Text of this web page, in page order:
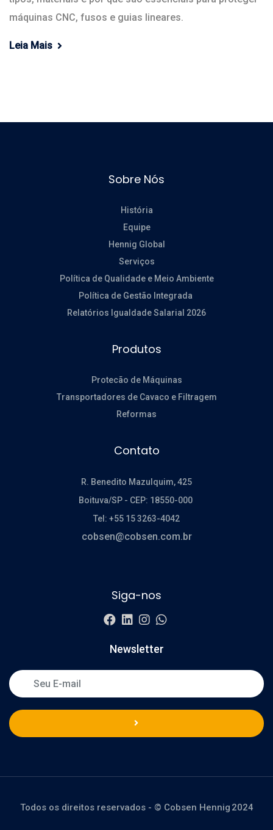
máquinas CNC, fusos e guias lineares.
Leia Mais
Sobre Nós
História
Equipe
Hennig Global
Serviços
Política de Qualidade e Meio Ambiente
Política de Gestão Integrada
Relatórios Igualdade Salarial 2026
Produtos
Protecão de Máquinas
Transportadores de Cavaco e Filtragem
Reformas
Contato
R. Benedito Mazulquim, 425
Boituva/SP - CEP: 18550-000
Tel: +55 15 3263-4042
cobsen@cobsen.com.br
Siga-nos
Newsletter
Todos os direitos reservados - © Cobsen Hennig 2024